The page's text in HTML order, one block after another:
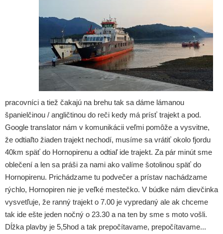
pracovníci a tiež čakajú na brehu tak sa dáme lámanou
španielčinou / angličtinou do reči kedy má prísť trajekt a pod.
Google translator nám v komunikácii veľmi pomôže a vysvitne,
že odtiaľto žiaden trajekt nechodí, musíme sa vrátiť okolo fjordu
40km späť do Hornopirenu a odtiaľ ide trajekt. Za pár minút sme
oblečení a len sa práši za nami ako valíme šotolinou späť do
Hornopirenu. Prichádzame tu podvečer a prístav nachádzame
rýchlo, Hornopiren nie je veľké mestečko. V búdke nám dievčinka
vysvetľuje, že ranný trajekt o 7.00 je vypredaný ale ak chceme
tak ide ešte jeden nočný o 23.30 a na ten by sme s moto vošli.
Dĺžka plavby je 5,5hod a tak prepočítavame, prepočítavame...